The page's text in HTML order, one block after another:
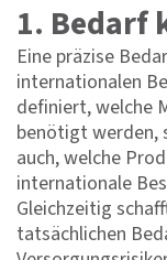
1. Bedarf
Eine präzise
internationalen
definiert, welche
benötigt
auch, welche
internationale
Gleichzeitig
tatsächlichen